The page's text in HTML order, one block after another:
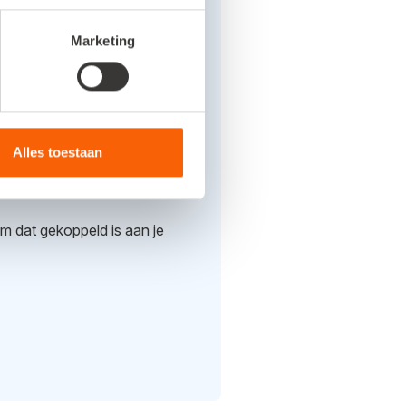
Marketing
Alles toestaan
dat gekoppeld is aan je